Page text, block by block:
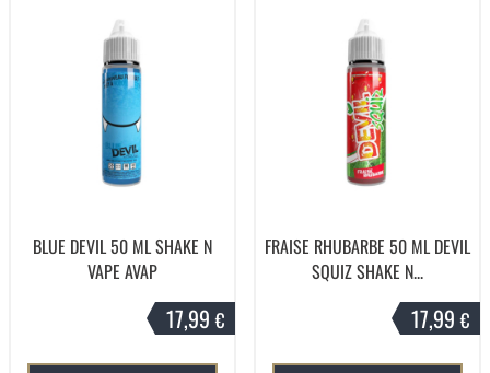
BLUE DEVIL 50 ML SHAKE N
VAPE AVAP
17,99€
FRAISE RHUBARBE 50 ML DEVIL
SQUIZ SHAKE N...
17,99€